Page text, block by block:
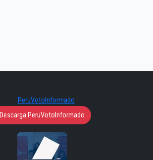
Descarga PeruVotoInformado